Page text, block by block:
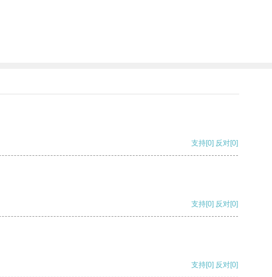
支持[0] 反对[0]
支持[0] 反对[0]
支持[0] 反对[0]